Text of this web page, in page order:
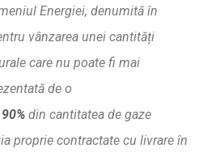
Energiei, denumită în
vânzarea unei cantități
care nu poate fi mai
ă de o
90% din cantitatea de gaze
ia proprie contractate cu livrare în